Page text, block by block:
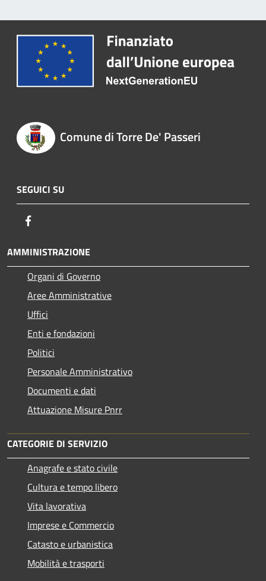
Comune di Torre De' Passeri
SEGUICI SU
AMMINISTRAZIONE
Organi di Governo
Aree Amministrative
Uffici
Enti e fondazioni
Politici
Personale Amministrativo
Documenti e dati
Attuazione Misure Pnrr
CATEGORIE DI SERVIZIO
Anagrafe e stato civile
Cultura e tempo libero
Vita lavorativa
Imprese e Commercio
Catasto e urbanistica
Mobilità e trasporti